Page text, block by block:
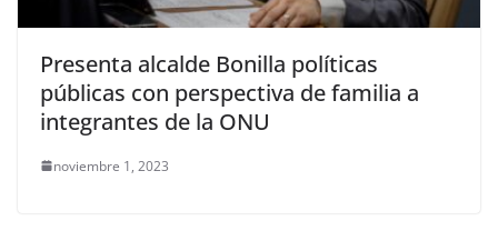
Presenta alcalde Bonilla políticas
públicas con perspectiva de familia a
integrantes de la ONU
noviembre 1, 2023